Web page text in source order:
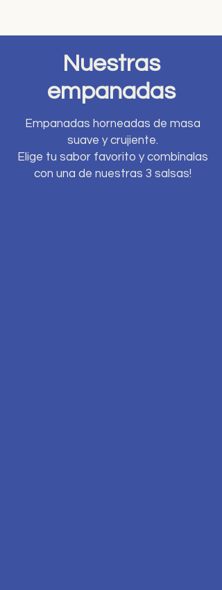
Nuestras
empanadas
Empanadas horneadas de masa
suave y crujiente.
Elige tu sabor favorito y combínalas
con una de nuestras 3 salsas!